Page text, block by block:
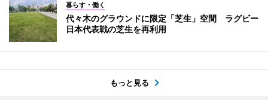
暮らす・働く
代々木のグラウンドに限定「芝生」空間 ラグビー
日本代表戦の芝生を再利用
もっと見る